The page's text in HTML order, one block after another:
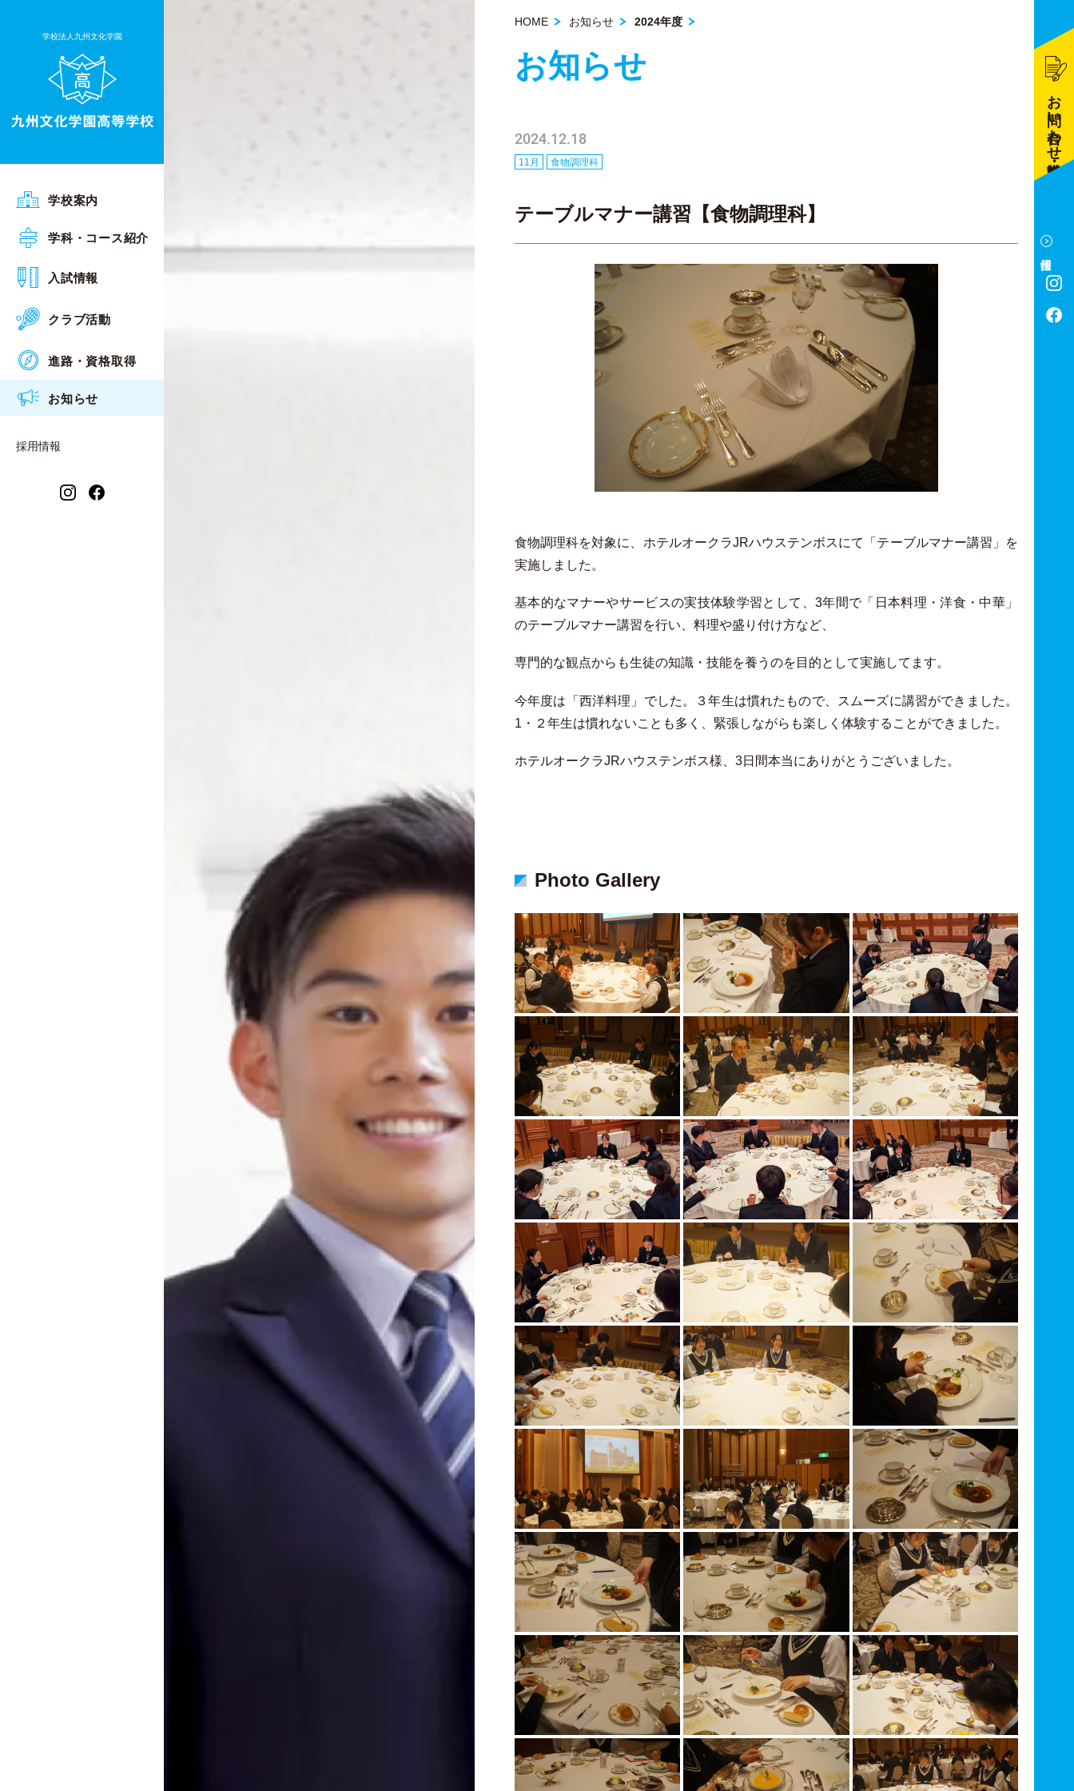
学校法人九州文化学園
学校案内
ごあいさつ
沿革
行事予定
校章・校歌
アクセス
情報公開
学科・コース紹介
通科 Sアカデミーコース
通科 Sグローバルコース
物調理科
生看護科
生看護専攻科
入試情報
オープンスクール
入試相談会
クラブ活動
進路・資格取得
お知らせ
2026年度
採用情報
お問い合わせ・資料請求
HOME お知らせ 2024年度
お知らせ
2024.12.18
11月 食物調理科
テーブルマナー講習【食物調理科】
食物調理科を対象に、ホテルオークラJRハウステンボスにて「テーブルマナー講習」を
実施しました。
基本的なマナーやサービスの実技体験学習として、3年間で「日本料理・洋食・中華」
のテーブルマナー講習を行い、料理や盛り付け方など、
専門的な観点からも生徒の知識・技能を養うのを目的として実施してます。
今年度は「西洋料理」でした。３年生は慣れたもので、スムーズに講習ができました。
1・２年生は慣れないことも多く、緊張しながらも楽しく体験することができました。
ホテルオークラJRハウステンボス様、3日間本当にありがとうございました。
Photo Gallery